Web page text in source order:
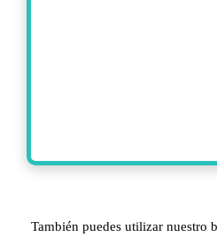
También puedes utilizar nuestro